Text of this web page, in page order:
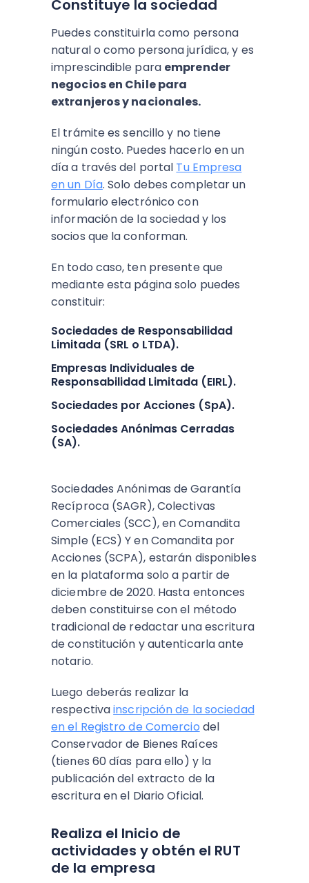
Constituye la sociedad
Puedes constituirla como persona
natural o como persona jurídica, y es
imprescindible para emprender
negocios en Chile para
extranjeros y nacionales.
El trámite es sencillo y no tiene
ningún costo. Puedes hacerlo en un
día a través del portal Tu Empresa
en un Día. Solo debes completar un
formulario electrónico con
información de la sociedad y los
socios que la conforman.
En todo caso, ten presente que
mediante esta página solo puedes
constituir:
Sociedades de Responsabilidad
Limitada (SRL o LTDA).
Empresas Individuales de
Responsabilidad Limitada (EIRL).
Sociedades por Acciones (SpA).
Sociedades Anónimas Cerradas
(SA).
Sociedades Anónimas de Garantía
Recíproca (SAGR), Colectivas
Comerciales (SCC), en Comandita
Simple (ECS) Y en Comandita por
Acciones (SCPA), estarán disponibles
en la plataforma solo a partir de
diciembre de 2020. Hasta entonces
deben constituirse con el método
tradicional de redactar una escritura
de constitución y autenticarla ante
notario.
Luego deberás realizar la
respectivainscripción de la sociedad
en el Registro de Comercio del
Conservador de Bienes Raíces
(tienes 60 días para ello) y la
publicación del extracto de la
escritura en el Diario Oficial.
Realiza el Inicio de
actividades y obtén el RUT
de la empresa